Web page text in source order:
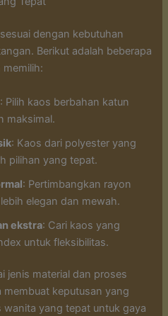
dengan kebutuhan
Berikut adalah beberapa
: Pilih kaos berbahan katun
maksimal.
: Kaos dari polyester yang
pilihan yang tepat.
: Pertimbangkan rayon
elegan dan mewah.
ekstra: Cari kaos yang
untuk fleksibilitas.
jenis material dan proses
keputusan yang
wanita yang tepat untuk gaya